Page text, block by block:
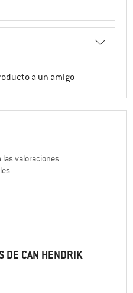
a un amigo
las valoraciones
DE CAN HENDRIK